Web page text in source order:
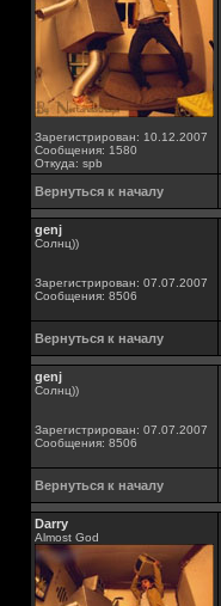
Зарегистрирован: 10.12.2007
Сообщения: 1580
Откуда: spb
Вернуться к началу
genj
Солнц))
Зарегистрирован: 07.07.2007
Сообщения: 8506
Вернуться к началу
genj
Солнц))
Зарегистрирован: 07.07.2007
Сообщения: 8506
Вернуться к началу
Darry
Almost God